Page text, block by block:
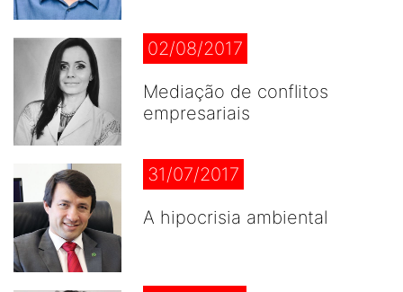
02/08/2017
Mediação de conflitos
empresariais
31/07/2017
A hipocrisia ambiental